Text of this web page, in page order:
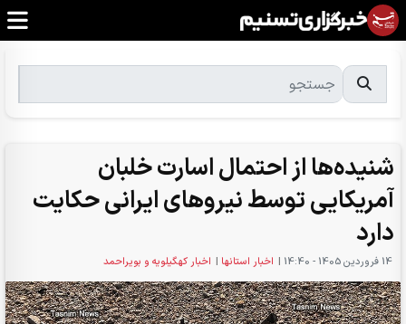
شنیده‌ها از احتمال اسارت خلبان
آمریکایی توسط نیروهای ایرانی حکایت
دارد
14 فروردين 1405 - 14:40 | اخبار استانها | اخبار کهگیلویه و بویراحمد